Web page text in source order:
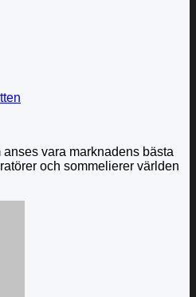
vara marknadens bästa
och sommelierer världen